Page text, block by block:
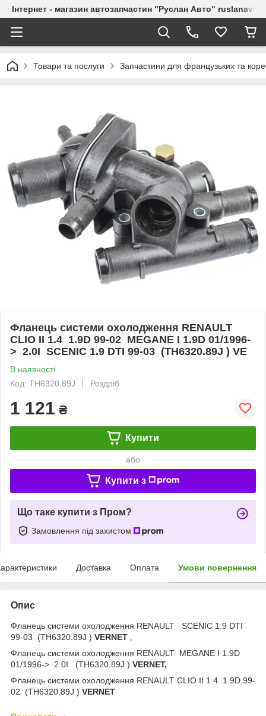
Інтернет - магазин автозапчастин "Руслан Авто"
Товари та послуги Запчастини для французьких та
Фланець системи охолодження RENAULT
CLIO II 1.4 1.9D 99-02 MEGANE I 1.9D 01/1996-
> 2.0I SCENIC 1.9 DTI 99-03 (TH6320.89J ) VE
В наявності
Код: TH6320.89J
Роздріб
1 121 ₴
Купити
або
Купити з
Що таке купити з Пром?
Замовлення під захистом
Доставка Оплата Умови повернення
Опис
Фланець системи охолодження RENAULT SCENIC 1.9 DTI
99-03 (TH6320.89J ) VERNET
Фланець системи охолодження RENAULT MEGANE I 1.9D
01/1996-> 2.0I (TH6320.89J ) VERNET,
Фланець системи охолодження RENAULT CLIO II 1.4 1.9D 99-
02 (TH6320.89J ) VERNET